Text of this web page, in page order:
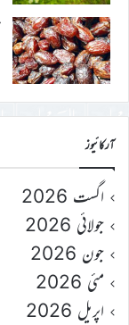
آرکائیوز
اگست 2026
جولائی 2026
جون 2026
مئی 2026
اپریل 2026